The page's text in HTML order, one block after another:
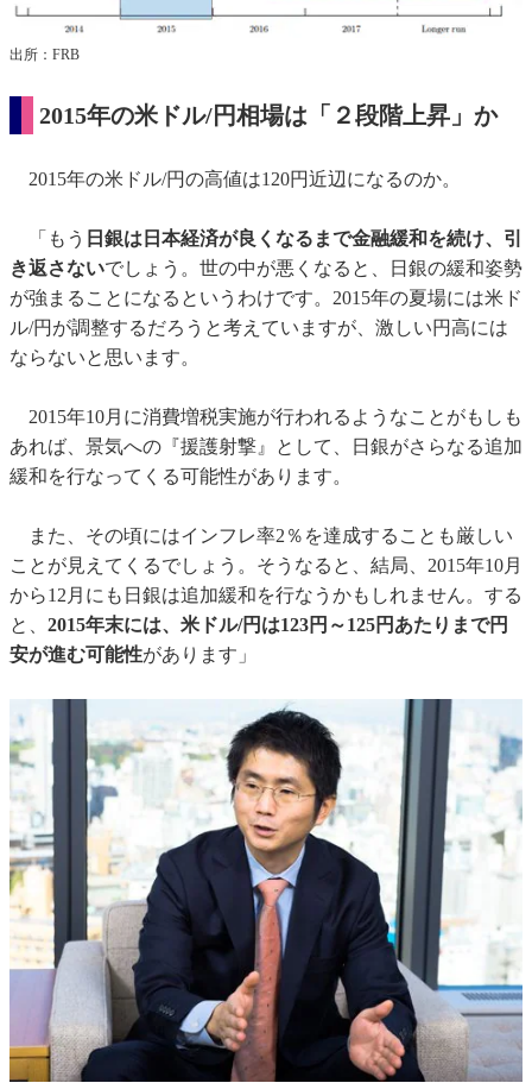
出所：FRB
2015年の米ドル/円相場は「２段階上昇」か
2015年の米ドル/円の高値は120円近辺になるのか。
「もう 日銀は日本経済が良くなるまで金融緩和を続け、引
き返さないでしょう。世の中が悪くなると、日銀の緩和姿勢
が強まることになるというわけです。2015年の夏場には米ド
ル/円が調整するだろうと考えていますが、激しい円高には
ならないと思います。
2015年10月に消費増税実施が行われるようなことがもしも
あれば、景気への『援護射撃』として、日銀がさらなる追加
緩和を行なってくる可能性があります。
また、その頃にはインフレ率2％を達成することも厳しい
ことが見えてくるでしょう。そうなると、結局、2015年10月
から12月にも日銀は追加緩和を行なうかもしれません。する
と、 2015年末には、米ドル/円は123円～125円あたりまで円
安が進む可能性があります」